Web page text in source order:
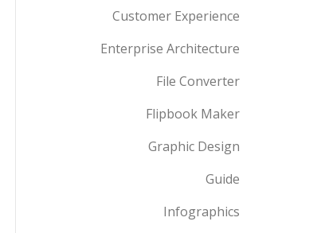
Customer Experience
Enterprise Architecture
File Converter
Flipbook Maker
Graphic Design
Guide
Infographics